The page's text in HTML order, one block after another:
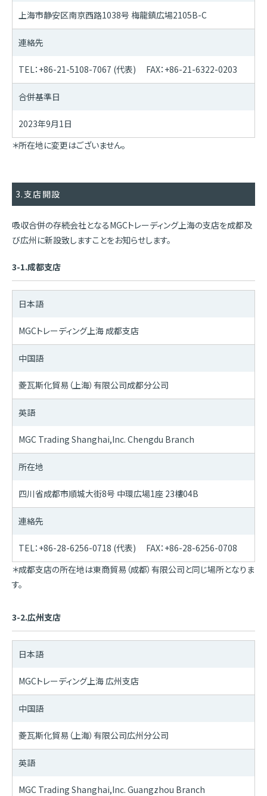
上海市静安区南京西路1038号 梅龍鎮広場2105B-C
連絡先
TEL：+86-21-5108-7067 (代表) FAX：+86-21-6322-0203
合併基準日
2023年9月1日
＊所在地に変更はございません。
3.支店開設
吸収合併の存続会社となるMGCトレーディング上海の支店を成都及
び広州に新設致しますことをお知らせします。
3-1.成都支店
日本語
MGCトレーディング上海 成都支店
中国語
菱瓦斯化貿易（上海）有限公司成都分公司
英語
MGC Trading Shanghai,Inc. Chengdu Branch
所在地
四川省成都市順城大街8号 中環広場1座 23樓04B
連絡先
TEL：+86-28-6256-0718 (代表) FAX：+86-28-6256-0708
＊成都支店の所在地は東商貿易（成都）有限公司と同じ場所となりま
す。
3-2.広州支店
日本語
MGCトレーディング上海 広州支店
中国語
菱瓦斯化貿易（上海）有限公司広州分公司
英語
MGC Trading Shanghai,Inc. Guangzhou Branch